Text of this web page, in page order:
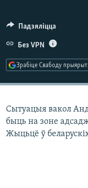
КАЛЯНДАР
НА ХВАЛЯХ СВАБОДЫ
Падзяліцца
Без VPN
Зрабіце Свабоду
Сытуацыя вакол
быць на зоне
Жыцьцё ў